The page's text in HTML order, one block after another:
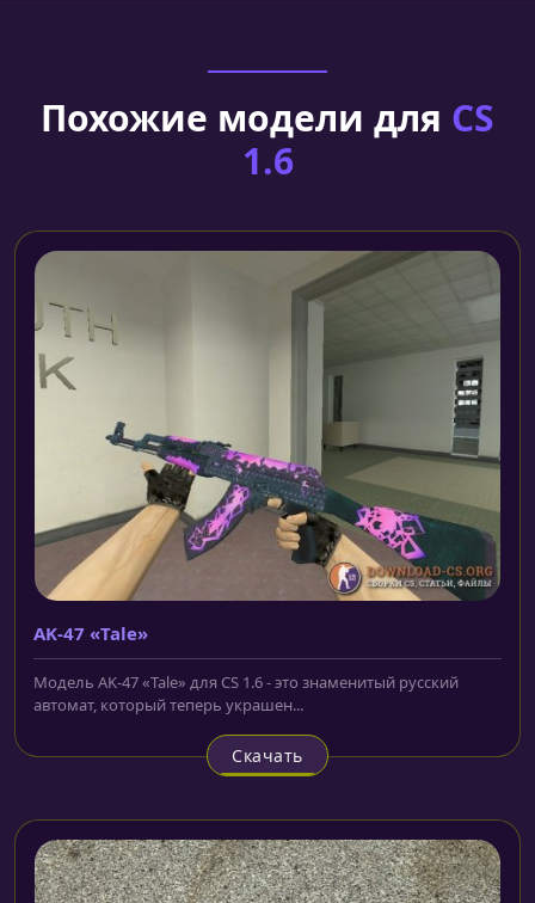
Похожие модели для CS
1.6
AK-47 «Tale»
Модель AK-47 «Tale» для CS 1.6 - это знаменитый русский
автомат, который теперь украшен...
Скачать